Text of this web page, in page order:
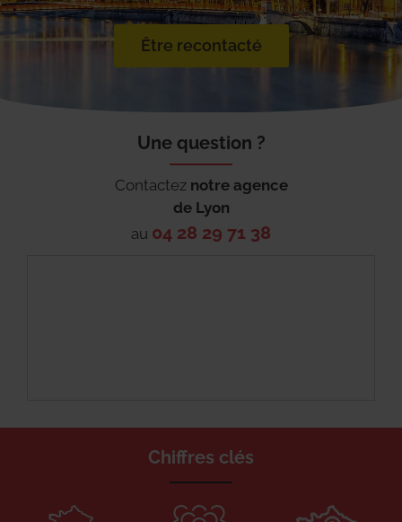
Être recontacté
Une question ?
Contactez notre agence
de Lyon
au 04 28 29 71 38
Chiffres clés